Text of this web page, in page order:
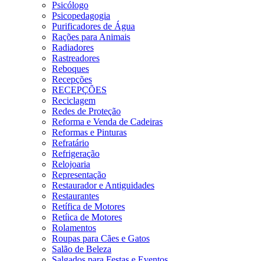
Psicólogo
Psicopedagogia
Purificadores de Água
Rações para Animais
Radiadores
Rastreadores
Reboques
Recepções
RECEPÇÕES
Reciclagem
Redes de Proteção
Reforma e Venda de Cadeiras
Reformas e Pinturas
Refratário
Refrigeração
Relojoaria
Representação
Restaurador e Antiguidades
Restaurantes
Retífica de Motores
Retíica de Motores
Rolamentos
Roupas para Cães e Gatos
Salão de Beleza